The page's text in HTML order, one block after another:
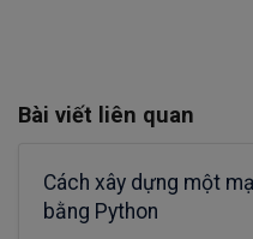
Bài viết liên quan
Cách xây dựng một
bằng Python